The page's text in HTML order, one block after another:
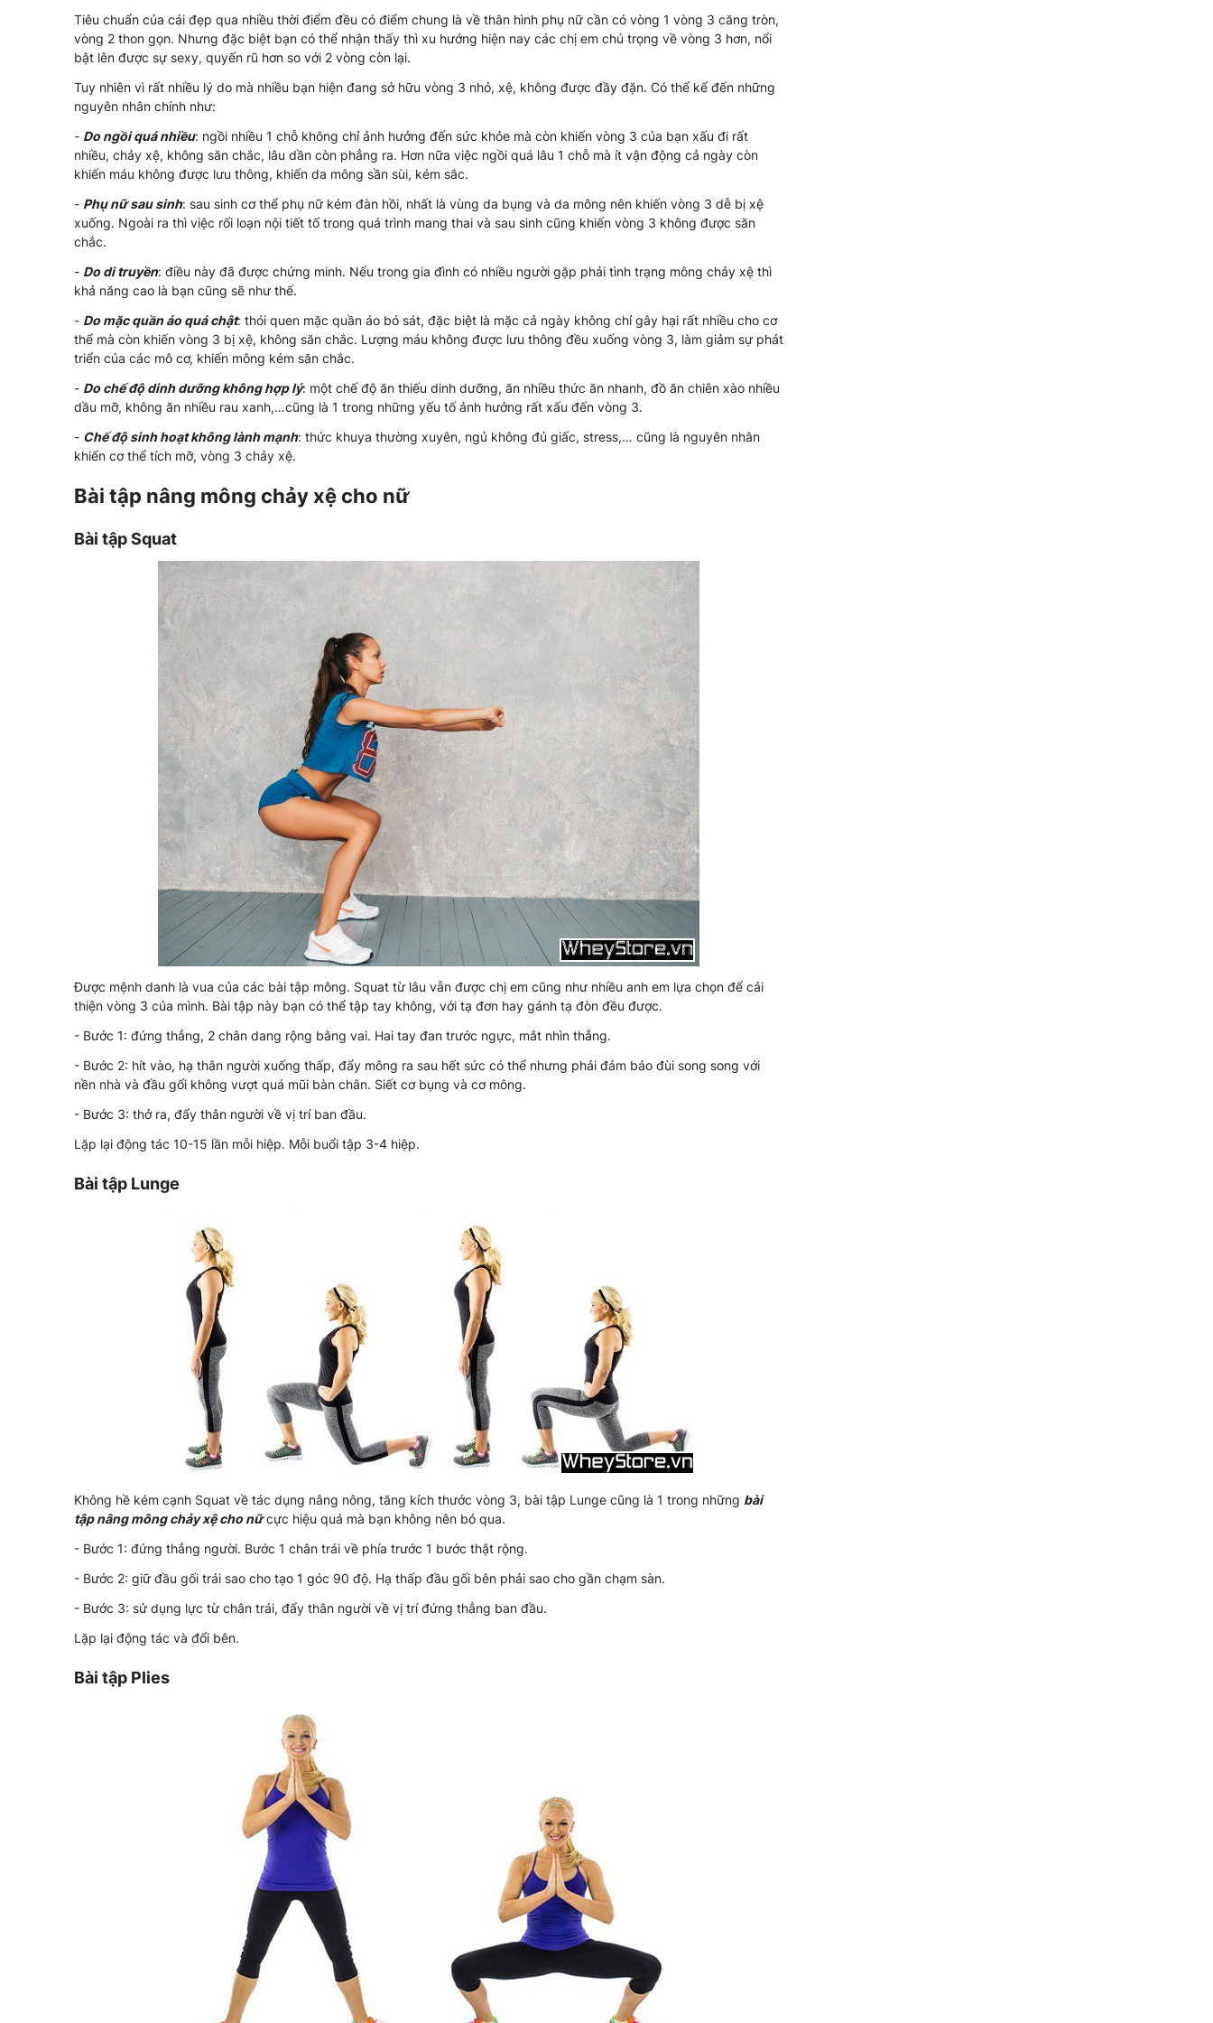
Tiêu chuẩn của cái đẹp qua nhiều thời điểm đều có điểm chung là về thân hình phụ nữ cần có vòng 1 vòng 3 căng tròn,
vòng 2 thon gọn. Nhưng đặc biệt bạn có thể nhận thấy thì xu hướng hiện nay các chị em chú trọng về vòng 3 hơn, nổi
bật lên được sự sexy, quyến rũ hơn so với 2 vòng còn lại.
Tuy nhiên vì rất nhiều lý do mà nhiều bạn hiện đang sở hữu vòng 3 nhỏ, xệ, không được đầy đặn. Có thể kể đến những
nguyên nhân chính như:
- Do ngồi quá nhiều: ngồi nhiều 1 chỗ không chỉ ảnh hưởng đến sức khỏe mà còn khiến vòng 3 của bạn xấu đi rất
nhiều, chảy xệ, không săn chắc, lâu dần còn phẳng ra. Hơn nữa việc ngồi quá lâu 1 chỗ mà ít vận động cả ngày còn
khiến máu không được lưu thông, khiến da mông sần sùi, kém sắc.
- Phụ nữ sau sinh: sau sinh cơ thể phụ nữ kém đàn hồi, nhất là vùng da bụng và da mông nên khiến vòng 3 dễ bị xệ
xuống. Ngoài ra thì việc rối loạn nội tiết tố trong quá trình mang thai và sau sinh cũng khiến vòng 3 không được săn
chắc.
- Do di truyền: điều này đã được chứng minh. Nếu trong gia đình có nhiều người gặp phải tình trạng mông chảy xệ thì
khả năng cao là bạn cũng sẽ như thế.
- Do mặc quần áo quá chật: thói quen mặc quần áo bó sát, đặc biệt là mặc cả ngày không chỉ gây hại rất nhiều cho cơ
thể mà còn khiến vòng 3 bị xệ, không săn chắc. Lượng máu không được lưu thông đều xuống vòng 3, làm giảm sự phát
triển của các mô cơ, khiến mông kém săn chắc.
- Do chế độ dinh dưỡng không hợp lý: một chế độ ăn thiếu dinh dưỡng, ăn nhiều thức ăn nhanh, đồ ăn chiên xào nhiều
dầu mỡ, không ăn nhiều rau xanh,…cũng là 1 trong những yếu tố ảnh hưởng rất xấu đến vòng 3.
- Chế độ sinh hoạt không lành mạnh: thức khuya thường xuyên, ngủ không đủ giấc, stress,… cũng là nguyên nhân
khiến cơ thể tích mỡ, vòng 3 chảy xệ.
Bài tập nâng mông chảy xệ cho nữ
Bài tập Squat
Được mệnh danh là vua của các bài tập mông. Squat từ lâu vẫn được chị em cũng như nhiều anh em lựa chọn để cải
thiện vòng 3 của mình. Bài tập này bạn có thể tập tay không, với tạ đơn hay gánh tạ đòn đều được.
- Bước 1: đứng thẳng, 2 chân dang rộng bằng vai. Hai tay đan trước ngực, mắt nhìn thẳng.
- Bước 2: hít vào, hạ thân người xuống thấp, đẩy mông ra sau hết sức có thể nhưng phải đảm bảo đùi song song với
nền nhà và đầu gối không vượt quá mũi bàn chân. Siết cơ bụng và cơ mông.
- Bước 3: thở ra, đẩy thân người về vị trí ban đầu.
Lặp lại động tác 10-15 lần mỗi hiệp. Mỗi buổi tập 3-4 hiệp.
Bài tập Lunge
Không hề kém cạnh Squat về tác dụng nâng nông, tăng kích thước vòng 3, bài tập Lunge cũng là 1 trong những bài
tập nâng mông chảy xệ cho nữcực hiệu quả mà bạn không nên bỏ qua.
- Bước 1: đứng thẳng người. Bước 1 chân trái về phía trước 1 bước thật rộng.
- Bước 2: giữ đầu gối trái sao cho tạo 1 góc 90 độ. Hạ thấp đầu gối bên phải sao cho gần chạm sàn.
- Bước 3: sử dụng lực từ chân trái, đẩy thân người về vị trí đứng thẳng ban đầu.
Lặp lại động tác và đổi bên.
Bài tập Plies